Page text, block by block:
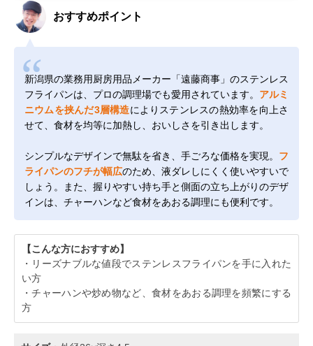
おすすめポイント
新潟県の業務用厨房用品メーカー「遠藤商事」のステンレス
フライパンは、プロの調理場でも愛用されています。 アルミ
ニウムを挟んだ3層構造によりステンレスの熱効率を向上さ
せて、食材を均等に加熱し、おいしさを引き出します。
シンプルなデザインで無駄を省き、手ごろな価格を実現。 フ
ライパンのフチが幅広のため、液ダレしにくく使いやすいで
しょう。また、握りやすい持ち手と側面の立ち上がりのデザ
インは、チャーハンなど食材をあおる調理にも便利です。
【こんな方におすすめ】
・リーズナブルな値段でステンレスフライパンを手に入れた
い方
・チャーハンや炒め物など、食材をあおる調理を頻繁にする
方